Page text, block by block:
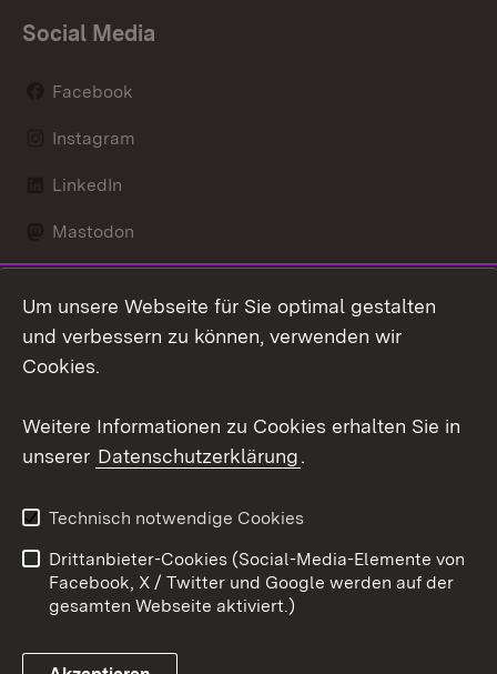
Social Media
Facebook
Instagram
LinkedIn
Mastodon
X / Twitter
Youtube
Kontakt
Datenschutz
Barrierefreiheit
Impressum Cookies
Um unsere Webseite für Sie optimal gestalten
und verbessern zu können, verwenden wir
Cookies.
Weitere Informationen zu Cookies erhalten Sie in
unserer Datenschutzerklärung.
Technisch notwendige Cookies
Drittanbieter-Cookies (Social-Media-Elemente von
Facebook, X / Twitter und Google werden auf der
gesamten Webseite aktiviert.)